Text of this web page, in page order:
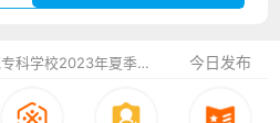
湛江幼儿师范专科学校2023年夏季高考招生简章
香港中文大学（深圳）2023年夏季高考招生简章
今日发布